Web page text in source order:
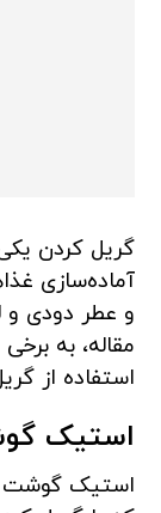
گریل کردن
آماده‌سازی
و عطر دودی و
مقاله، به
استفاده از
استیک
استیک گوشت